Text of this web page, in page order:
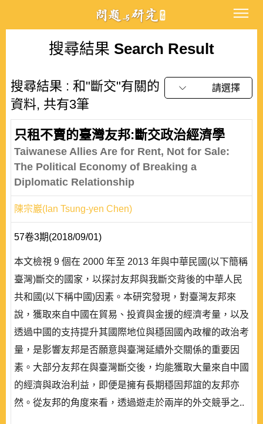
搜尋結果 Search Result
搜尋結果 : 和"斷交"有關的
資料, 共有3筆
請選擇
只租不賣的臺灣友邦:斷交政治經濟學
Taiwanese Allies Are for Rent, Not for Sale:
The Political Economy of Breaking a
Diplomatic Relationship
陳宗巖(Ian Tsung-yen Chen)
57卷3期(2018/09/01)
本文檢視 9 個在 2000 年至 2013 年與中華民國(以下簡稱
臺灣)斷交的國家，以探討友邦與我斷交背後的中華人民
共和國(以下稱中國)因素。本研究發現，對臺灣友邦來
說，獲取來自中國在貿易、投資與金援的經濟考量，以及
透過中國的支持提升其國際地位與穩固國內政權的政治考
量，是影響友邦是否願意與臺灣延續外交關係的重要因
素。大部分友邦在與臺灣斷交後，均能獲取大量來自中國
的經濟與政治利益，即便是擁有長期穩固邦誼的友邦亦
然。從友邦的角度來看，透過遊走於兩岸的外交競爭之..